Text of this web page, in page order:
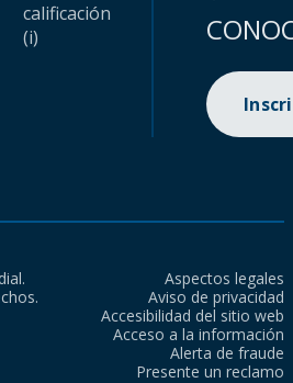
calificación
(i)
Aspectos legales
Aviso de privacidad
Accesibilidad del sitio web
Acceso a la información
Alerta de fraude
Presente un reclamo